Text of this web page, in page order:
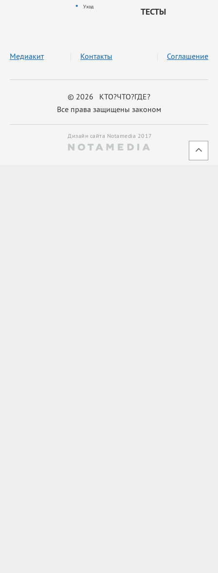
Уход ТЕСТЫ
© 2026 КТО?ЧТО?ГДЕ?
Все права защищены законом
Медиакит Контакты Соглашение
Дизайн сайта Notamedia 2017